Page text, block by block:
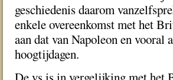
geschiedenis daarom
enkele overeenkomst met het
aan dat van Napoleon en
hoogtijdagen.